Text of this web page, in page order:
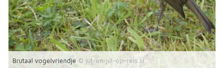
Brutaal vogelvriendje